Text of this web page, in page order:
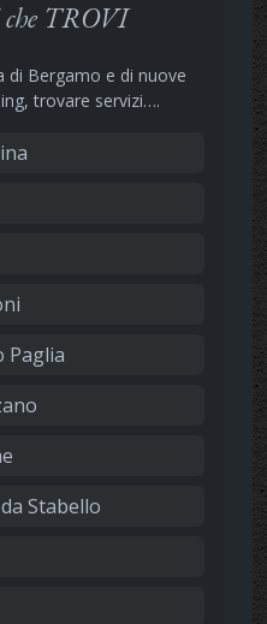
TROVI
di Bergamo e di nuove
trovare servizi….
Paglia
Stabello